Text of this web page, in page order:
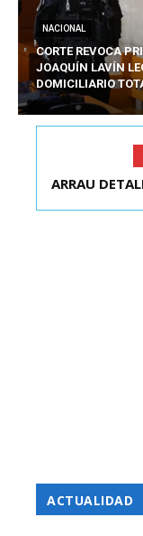
NACIONAL
CORTE REVOCA
JOAQUÍN LAVÍN
DOMICILIARIO
ARRAU
ACTUALIDAD